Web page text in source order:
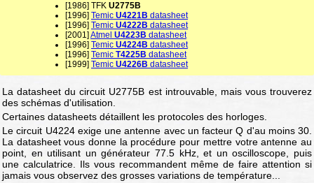
[1986] TFK U2775B
[1996] Temic U4221B datasheet
[1996] Temic U4222B datasheet
[2001] Atmel U4223B datasheet
[1996] Temic U4224B datasheet
[1996] Temic T4225B datasheet
[1999] Temic U4226B datasheet
La datasheet du circuit U2775B est introuvable, mais vous trouverez
des schémas d'utilisation.
Certaines datasheets détaillent les protocoles des horloges.
Le circuit U4224 exige une antenne avec un facteur Q d'au moins 30.
La datasheet vous donne la procédure pour mettre votre antenne au
point, en utilisant un générateur 77.5 kHz, et un oscilloscope, puis
une calculatrice. Ils vous recommandent même de faire attention si
jamais vous observez des grosses variations de température...